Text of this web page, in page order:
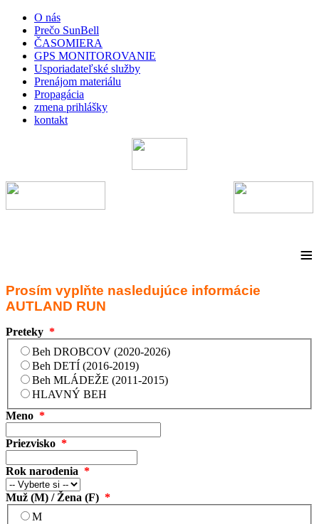
O nás
Prečo SunBell
ČASOMIERA
GPS MONITOROVANIE
Usporiadateľské služby
Prenájom materiálu
Propagácia
zmena prihlášky
kontakt
≡
Prosím vyplňte nasledujúce informácie
AUTLAND RUN
Preteky *
Beh DROBCOV (2020-2026)
Beh DETÍ (2016-2019)
Beh MLÁDEŽE (2011-2015)
HLAVNÝ BEH
Meno *
Priezvisko *
Rok narodenia *
Muž (M) / Žena (F) *
M